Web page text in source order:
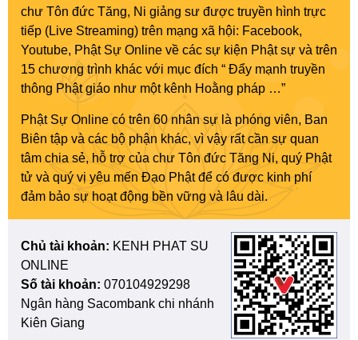
chư Tôn đức Tăng, Ni giảng sư được truyền hình trực
tiếp (Live Streaming) trên mạng xã hội: Facebook,
Youtube, Phật Sự Online về các sự kiện Phật sự và trên
15 chương trình khác với mục đích “ Đẩy mạnh truyền
thông Phật giáo như một kênh Hoằng pháp …”
Phật Sự Online có trên 60 nhân sự là phóng viên, Ban
Biên tập và các bộ phận khác, vì vậy rất cần sự quan
tâm chia sẻ, hỗ trợ của chư Tôn đức Tăng Ni, quý Phật
tử và quý vị yêu mến Đạo Phật để có được kinh phí
đảm bảo sự hoạt động bền vững và lâu dài.
Chủ tài khoản: KENH PHAT SU
ONLINE
Số tài khoản: 070104929298
Ngân hàng Sacombank chi nhánh
Kiên Giang